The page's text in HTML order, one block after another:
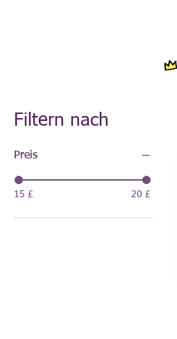
Filtern nach
Preis
15 £ 20 £